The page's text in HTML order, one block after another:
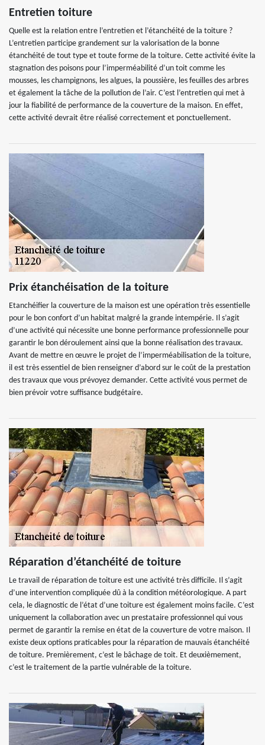
Entretien toiture
Quelle est la relation entre l’entretien et l’étanchéité de la toiture ?
L’entretien participe grandement sur la valorisation de la bonne
étanchéité de tout type et toute forme de la toiture. Cette activité évite la
stagnation des poisons pour l’imperméabilité d’un toit comme les
mousses, les champignons, les algues, la poussière, les feuilles des arbres
et également la tâche de la pollution de l’air. C’est l’entretien qui met à
jour la fiabilité de performance de la couverture de la maison. En effet,
cette activité devrait être réalisé correctement et ponctuellement.
Prix étanchéisation de la toiture
Etanchéifier la couverture de la maison est une opération très essentielle
pour le bon confort d’un habitat malgré la grande intempérie. Il s’agit
d’une activité qui nécessite une bonne performance professionnelle pour
garantir le bon déroulement ainsi que la bonne réalisation des travaux.
Avant de mettre en œuvre le projet de l’imperméabilisation de la toiture,
il est très essentiel de bien renseigner d’abord sur le coût de la prestation
des travaux que vous prévoyez demander. Cette activité vous permet de
bien prévoir votre suffisance budgétaire.
Réparation d’étanchéité de toiture
Le travail de réparation de toiture est une activité très difficile. Il s’agit
d’une intervention compliquée dû à la condition météorologique. A part
cela, le diagnostic de l’état d’une toiture est également moins facile. C’est
uniquement la collaboration avec un prestataire professionnel qui vous
permet de garantir la remise en état de la couverture de votre maison. Il
existe deux options praticables pour la réparation de mauvais étanchéité
de toiture. Premièrement, c’est le bâchage de toit. Et deuxièmement,
c’est le traitement de la partie vulnérable de la toiture.